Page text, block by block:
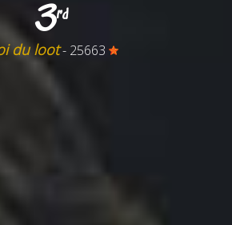
3rd
du loot- 25663